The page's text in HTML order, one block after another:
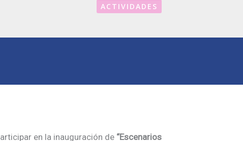
ACTIVIDADES
en la inauguración de “Escenarios